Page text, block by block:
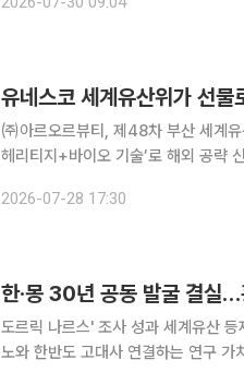
역대 가장 많은 참가자를 기록한 이번
유네스코 세계유산위가 선물
㈜아르오르뷰티, 제48차 부산 세계
헤리티지+바이오 기술’로 해외 공략 신생 K뷰티 스타트업이 대형 글로벌 기업의 전유물이던 대형
폐막하는 유네스코 세계유산위원회
2026-07-28 17:30
한·몽 30년 공동 발굴 결실
도르릭 나르스' 조사 성과 세계유산
노와 한반도 고대사 연결하는 연구 가치 주목 한국과 몽골이 30년 가까이 이어온